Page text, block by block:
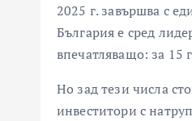
2025 г. завършва с
България е сред
впечатляващо: за 15
Но зад тези числа
инвеститори с